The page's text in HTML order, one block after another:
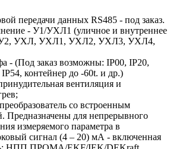
передачи данных RS485 - под заказ.
- У1/УХЛ1 (уличное и внутреннее
У2, УХЛ, УХЛ1, УХЛ2, УХЛ3, УХЛ4,
- (Под заказ возможны: IP00, IP20,
контейнер до -60t. и др.)
вентиляция и
со встроенным
Предназначены для непрерывного
измеряемого параметра в
сигнал (4 – 20) мА - включенная